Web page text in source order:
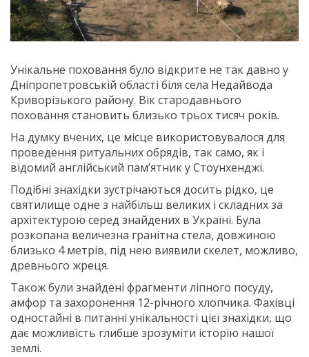
Унікальне поховання було відкрите не так давно у
Дніпропетровській області біля села Недайвода
Криворізького району. Вік стародавнього
поховання становить близько трьох тисяч років.
На думку вчених, це місце використовувалося для
проведення ритуальних обрядів, так само, як і
відомий англійський пам’ятник у Стоунхенджі.
Подібні знахідки зустрічаються досить рідко, це
святилище одне з найбільш великих і складних за
архітектурою серед знайдених в Україні. Була
розкопана величезна гранітна стела, довжиною
близько 4 метрів, під нею виявили скелет, можливо,
древнього жреця.
Також були знайдені фрагменти ліпного посуду,
амфор та захоронення 12-річного хлопчика. Фахівці
одностайні в питанні унікальності цієї знахідки, що
дає можливість глибше зрозуміти історію нашої
землі.